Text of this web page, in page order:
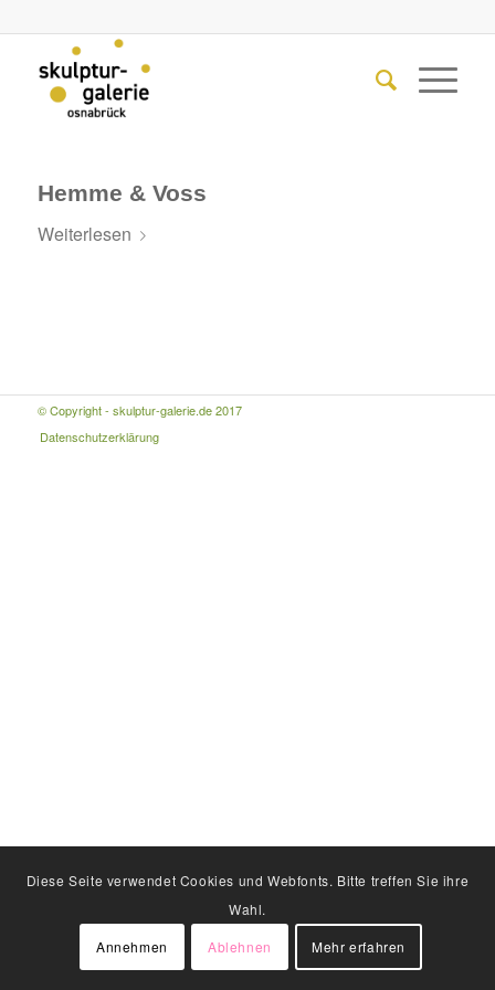
Hemme & Voss
Weiterlesen
© Copyright - skulptur-galerie.de 2017
Datenschutzerklärung
Diese Seite verwendet Cookies und Webfonts. Bitte treffen Sie ihre
Wahl.
Annehmen Ablehnen Mehr erfahren